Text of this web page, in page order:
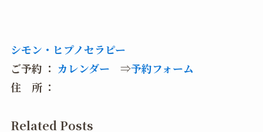
シモン・ヒプノセラピー
ご予約 ： カレンダー ⇒予約フォーム
住 所 ：
Related Posts